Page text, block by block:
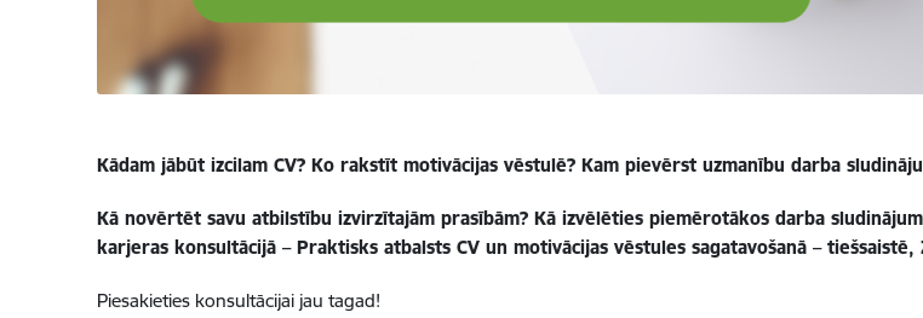
Kādam jābūt izcilam CV? Ko rakstīt motivācijas vēstulē? Kam pievērst uzmanību darba
Kā novērtēt savu atbilstību izvirzītajām prasībām? Kā izvēlēties piemērotākos darba
karjeras konsultācijā – Praktisks atbalsts CV un motivācijas vēstules sagatavošanā –
Piesakieties konsultācijai jau tagad!